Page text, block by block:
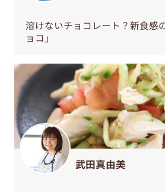
溶けないチョコレート？新食感
ョコ」
武田真由美